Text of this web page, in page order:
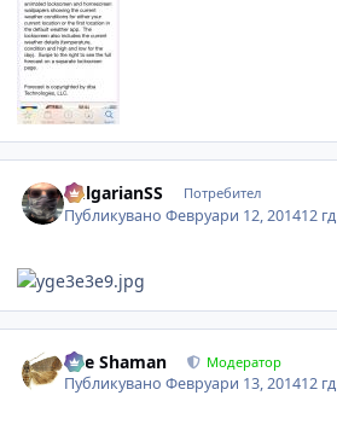
BulgarianSS Потребител
ПубликуваноФевруари 12, 201412 гд
The Shaman Модератор
ПубликуваноФевруари 13, 201412 гд